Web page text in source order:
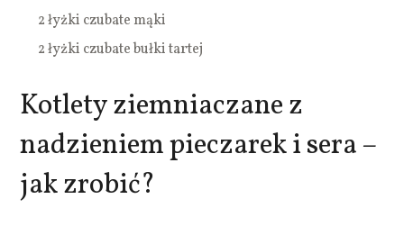
2 łyżki czubate mąki
2 łyżki czubate bułki tartej
Kotlety ziemniaczane z
nadzieniem pieczarek i sera –
jak zrobić?